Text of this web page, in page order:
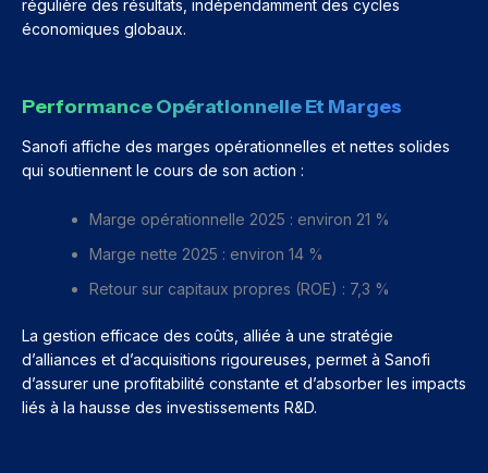
régulière des résultats, indépendamment des cycles
économiques globaux.
Performance Opérationnelle Et Marges
Sanofi affiche des marges opérationnelles et nettes solides
qui soutiennent le cours de son action :
Marge opérationnelle 2025 : environ 21 %
Marge nette 2025 : environ 14 %
Retour sur capitaux propres (ROE) : 7,3 %
La gestion efficace des coûts, alliée à une stratégie
d’alliances et d’acquisitions rigoureuses, permet à Sanofi
d’assurer une profitabilité constante et d’absorber les impacts
liés à la hausse des investissements R&D.